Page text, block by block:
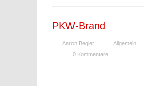
PKW-Brand
Aaron Begier
Allgemein
0 Kommentare